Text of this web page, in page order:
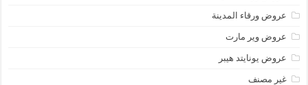
عروض ورقاء المدينة
عروض وير مارت
عروض يونايتد هيبر
غير مصنف